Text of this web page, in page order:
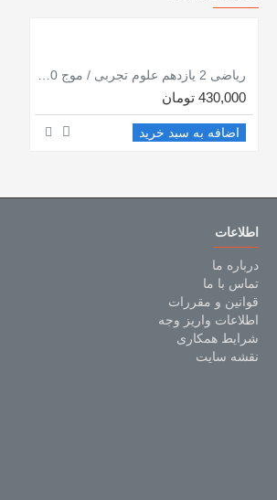
430,000 تومان
اضافه به سبد خرید
اطلاعات
درباره ما
تماس با ما
قوانین و مقررات
اطلاعات واریز وجه
شرایط همکاری
نقشه سایت